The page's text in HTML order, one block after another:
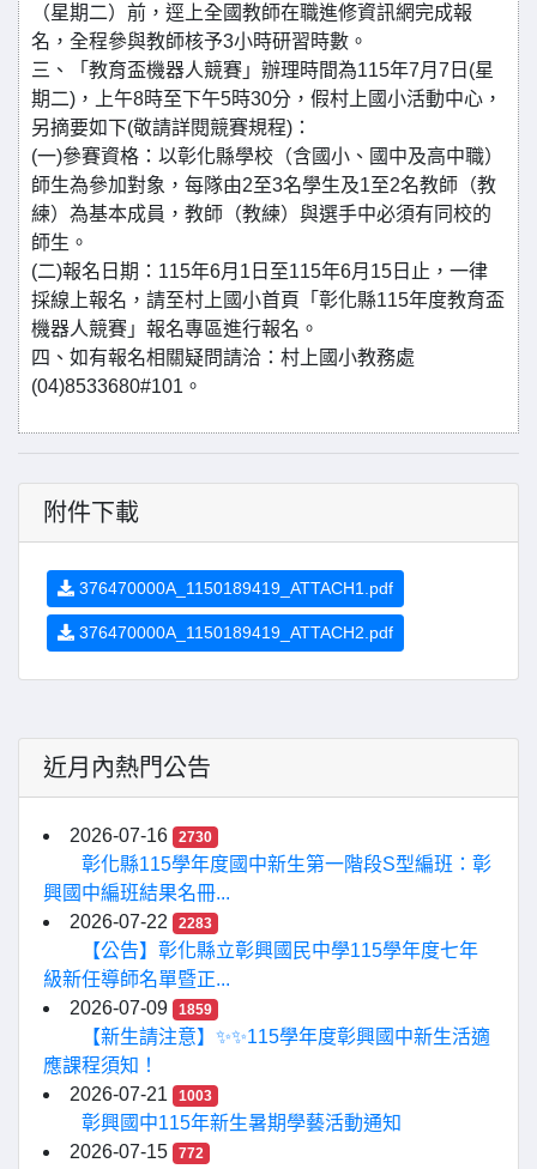
（星期二）前，逕上全國教師在職進修資訊網完成報
名，全程參與教師核予3小時研習時數。
三、「教育盃機器人競賽」辦理時間為115年7月7日(星
期二)，上午8時至下午5時30分，假村上國小活動中心，
另摘要如下(敬請詳閱競賽規程)：
(一)參賽資格：以彰化縣學校（含國小、國中及高中職）
師生為參加對象，每隊由2至3名學生及1至2名教師（教
練）為基本成員，教師（教練）與選手中必須有同校的
師生。
(二)報名日期：115年6月1日至115年6月15日止，一律
採線上報名，請至村上國小首頁「彰化縣115年度教育盃
機器人競賽」報名專區進行報名。
四、如有報名相關疑問請洽：村上國小教務處
(04)8533680#101。
附件下載
376470000A_1150189419_ATTACH1.pdf
376470000A_1150189419_ATTACH2.pdf
近月內熱門公告
2026-07-16 2730
彰化縣115學年度國中新生第一階段S型編班：彰
興國中編班結果名冊...
2026-07-22
2283
【公告】彰化縣立彰興國民中學115學年度七年
級新任導師名單暨正...
2026-07-09
1859
【新生請注意】✨✨115學年度彰興國中新生活適
應課程須知！
2026-07-21
1003
彰興國中115年新生暑期學藝活動通知
2026-07-15
772